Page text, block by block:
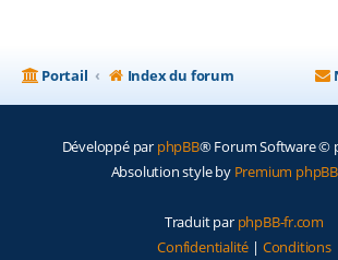
Portail Index du forum
Développé par phpBB® Forum Software ©
Absolution style by Premium
Traduit par phpBB-fr.com
Confidentialité | Conditions